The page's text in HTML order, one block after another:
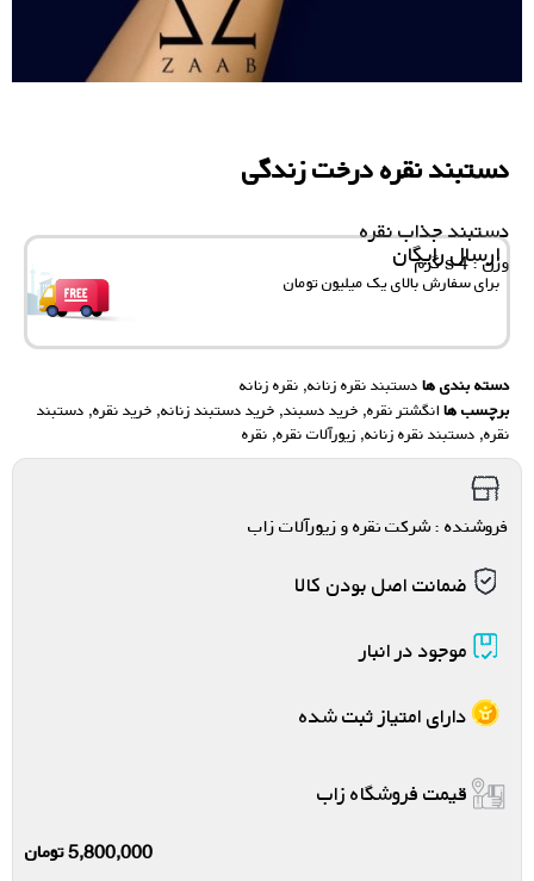
دستبند نقره درخت زندگی
دستبند جذاب نقره
وزن : 4 s گرم
ارسال رایگان
برای سفارش‌ بالای یک میلیون تومان
دسته بندی ها دستبند نقره زنانه, نقره زنانه
برچسب ها انگشتر نقره, خرید دسبند, خرید دستبند زنانه, خرید نقره, دستبند
نقره, دستبند نقره زنانه, زیورآلات نقره, نقره
فروشنده : شرکت نقره و زیورآلات زاب
ضمانت اصل بودن کالا
موجود در انبار
دارای امتیاز ثبت شده
قیمت فروشگاه زاب
5,800,000تومان